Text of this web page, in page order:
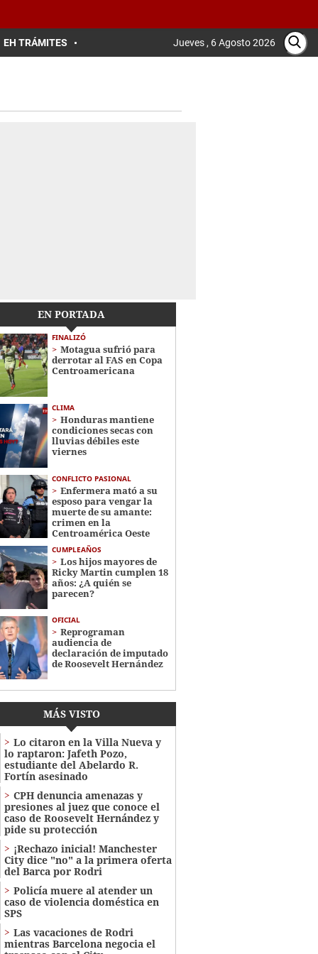
EH TRÁMITES Jueves , 6 Agosto 2026
EN PORTADA
FINALIZÓ
Motagua sufrió para
derrotar al FAS en Copa
Centroamericana
CLIMA
Honduras mantiene
condiciones secas con
lluvias débiles este
viernes
CONFLICTO PASIONAL
Enfermera mató a su
esposo para vengar la
muerte de su amante:
crimen en la
Centroamérica Oeste
CUMPLEAÑOS
Los hijos mayores de
Ricky Martin cumplen 18
años: ¿A quién se
parecen?
OFICIAL
Reprograman
audiencia de
declaración de imputado
de Roosevelt Hernández
MÁS VISTO
Lo citaron en la Villa Nueva y
lo raptaron: Jafeth Pozo,
estudiante del Abelardo R.
Fortín asesinado
CPH denuncia amenazas y
presiones al juez que conoce el
caso de Roosevelt Hernández y
pide su protección
¡Rechazo inicial! Manchester
City dice "no" a la primera oferta
del Barca por Rodri
Policía muere al atender un
caso de violencia doméstica en
SPS
Las vacaciones de Rodri
mientras Barcelona negocia el